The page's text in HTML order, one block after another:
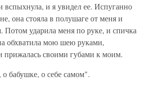
вспыхнула, и я увидел ее. Испуганно
она стояла в полушаге от меня и
Потом ударила меня по руке, и спичка
обхватила мою шею руками,
прижалась своими губами к моим.
бабушке, о себе самом".